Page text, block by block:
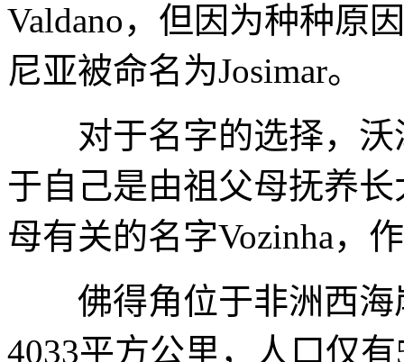
Valdano，但因为种种原
尼亚被命名为Josimar。
对于名字的选择，沃
于自己是由祖父母抚养
母有关的名字Vozinha，
佛得角位于非洲西海
4033平方公里，人口仅